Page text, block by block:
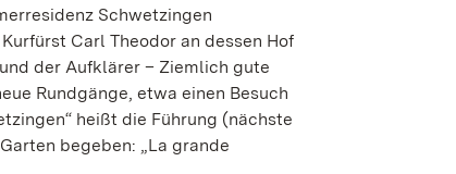
Schwetzingen
Carl Theodor an dessen Hof
der Aufklärer – Ziemlich gute
Rundgänge, etwa einen Besuch
heißt die Führung (nächste
begeben: „La grande